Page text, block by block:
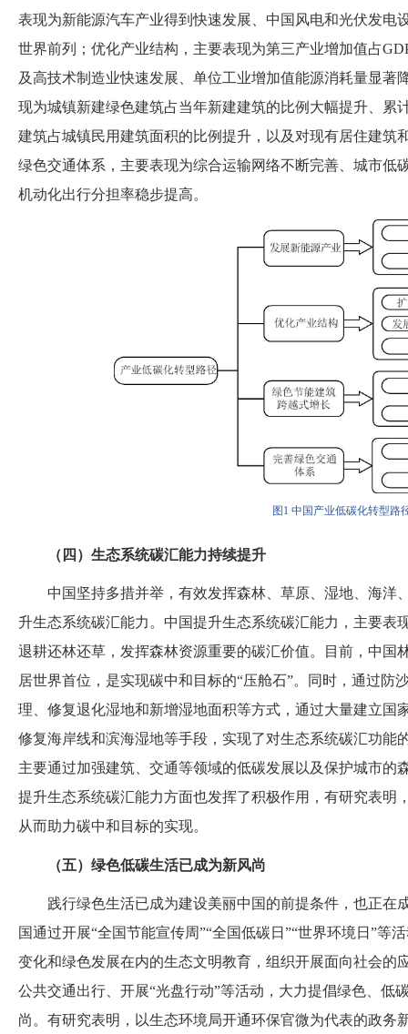
表现为新能源汽车产业得到快速发展、中国风电和光伏发电
世界前列；优化产业结构，主要表现为第三产业增加值占
及高技术制造业快速发展、单位工业增加值能源消耗量显著
现为城镇新建绿色建筑占当年新建建筑的比例大幅提升、累
建筑占城镇民用建筑面积的比例提升，以及对现有居住建筑
绿色交通体系，主要表现为综合运输网络不断完善、城市低
机动化出行分担率稳步提高。
图1 中国产业低碳化转型路
（四）生态系统碳汇能力持续提升
中国坚持多措并举，有效发挥森林、草原、湿地、海洋
升生态系统碳汇能力。中国提升生态系统碳汇能力，主要表
退耕还林还草，发挥森林资源重要的碳汇价值。目前，中国
居世界首位，是实现碳中和目标的“压舱石”。同时，通过防
理、修复退化湿地和新增湿地面积等方式，通过大量建立国
修复海岸线和滨海湿地等手段，实现了对生态系统碳汇功能
主要通过加强建筑、交通等领域的低碳发展以及保护城市的
提升生态系统碳汇能力方面也发挥了积极作用，有研究表明
从而助力碳中和目标的实现。
（五）绿色低碳生活已成为新风尚
践行绿色生活已成为建设美丽中国的前提条件，也正在
国通过开展“全国节能宣传周”“全国低碳日”“世界环境日”等
变化和绿色发展在内的生态文明教育，组织开展面向社会的
公共交通出行、开展“光盘行动”等活动，大力提倡绿色、低
尚。有研究表明，以生态环境局开通环保官微为代表的政务